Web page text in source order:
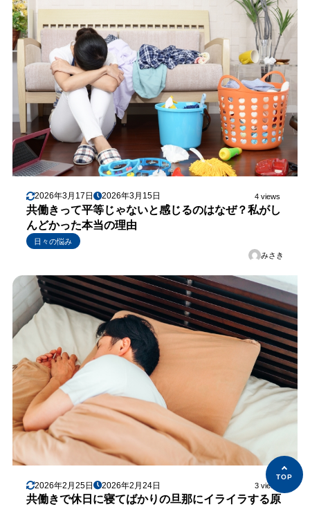
2026年3月17日 2026年3月15日 4 views
共働きって平等じゃないと感じるのはなぜ？私がし
んどかった本当の理由
日々の悩み
みさき
2026年2月25日 2026年2月24日 3 views
共働きで休日に寝てばかりの旦那にイライラする原